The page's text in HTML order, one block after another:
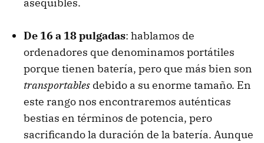
De 16 a 18 pulgadas: hablamos de
ordenadores que denominamos portátiles
porque tienen batería, pero que más bien son
transportables debido a su enorme tamaño. En
este rango nos encontraremos auténticas
bestias en términos de potencia, pero
sacrificando la duración de la batería. Aunque